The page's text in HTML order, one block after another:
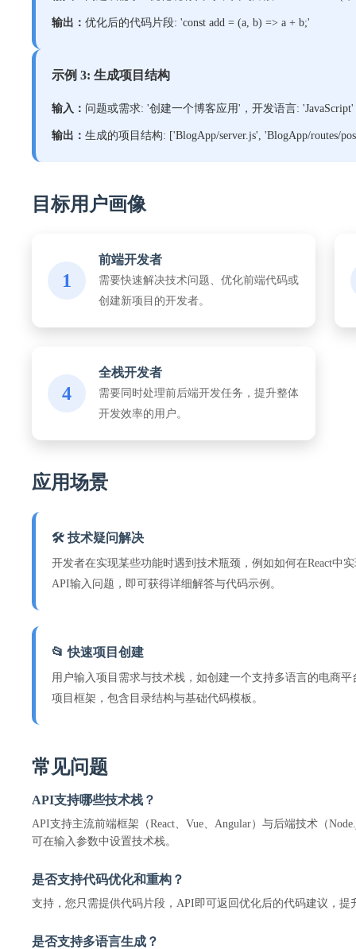
输出： 优化后的代码片段: 'const add = (a, b) => a + b;'
示例 3: 生成项目结构
输入： 问题或需求: '创建一个博客应用'，开发语言:
输出： 生成的项目结构: ['BlogApp/server.js', 'BlogApp/routes/
目标用户画像
1
前端开发者
需要快速解决技术问题、优化前端代码或
创建新项目的开发者。
4
全栈开发者
需要同时处理前后端开发任务，提升整体
开发效率的用户。
应用场景
🛠️ 技术疑问解决
开发者在实现某些功能时遇到技术瓶颈，例如如何在React中
API输入问题，即可获得详细解答与代码示例。
📂 快速项目创建
用户输入项目需求与技术栈，如创建一个支持多语言的电商
项目框架，包含目录结构与基础代码模板。
常见问题
API支持哪些技术栈？
API支持主流前端框架（React、Vue、Angular）与后端技术（
可在输入参数中设置技术栈。
是否支持代码优化和重构？
支持，您只需提供代码片段，API即可返回优化后的代码建议，提
是否支持多语言生成？